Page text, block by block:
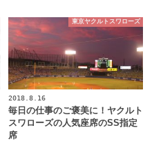
東京ヤクルトスワローズ
2018.8.16
毎日の仕事のご褒美に！ヤクルト
スワローズの人気座席のSS指定
席